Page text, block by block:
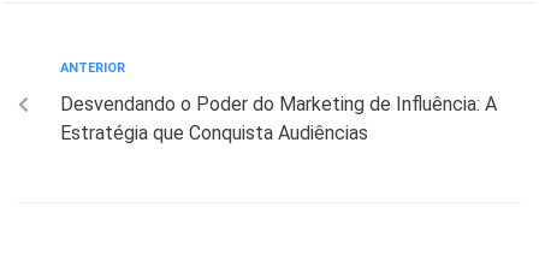
ANTERIOR
Desvendando o Poder do Marketing de Influência: A
Estratégia que Conquista Audiências